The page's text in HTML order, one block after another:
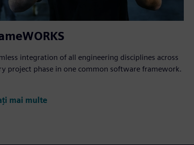
integration of all engineering disciplines across
project phase in one common software framework.
mai multe